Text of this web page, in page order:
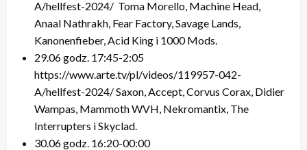
A/hellfest-2024/ Toma Morello, Machine Head,
Anaal Nathrakh, Fear Factory, Savage Lands,
Kanonenfieber, Acid King i 1000 Mods.
29.06 godz. 17:45-2:05
https://www.arte.tv/pl/videos/119957-042-
A/hellfest-2024/ Saxon, Accept, Corvus Corax, Didier
Wampas, Mammoth WVH, Nekromantix, The
Interrupters i Skyclad.
30.06 godz. 16:20-00:00